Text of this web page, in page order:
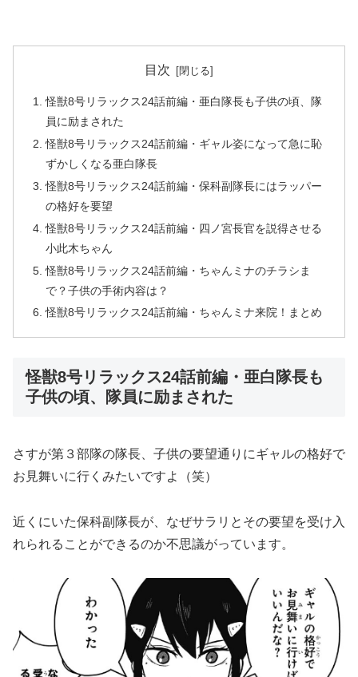
目次
怪獣8号リラックス24話前編・亜白隊長も子供の頃、隊
員に励まされた
怪獣8号リラックス24話前編・ギャル姿になって急に恥
ずかしくなる亜白隊長
怪獣8号リラックス24話前編・保科副隊長にはラッパー
の格好を要望
怪獣8号リラックス24話前編・四ノ宮長官を説得させる
小此木ちゃん
怪獣8号リラックス24話前編・ちゃんミナのチラシま
で？子供の手術内容は？
怪獣8号リラックス24話前編・ちゃんミナ来院！まとめ
怪獣8号リラックス24話前編・亜白隊長も
子供の頃、隊員に励まされた
さすが第３部隊の隊長、子供の要望通りにギャルの格好で
お見舞いに行くみたいですよ（笑）
近くにいた保科副隊長が、なぜサラリとその要望を受け入
れられることができるのか不思議がっています。